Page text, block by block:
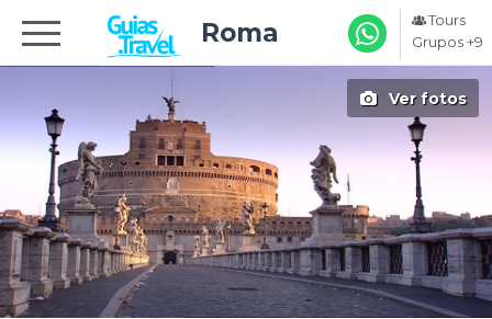
Roma
Tours
Grupos +9
Ver fotos